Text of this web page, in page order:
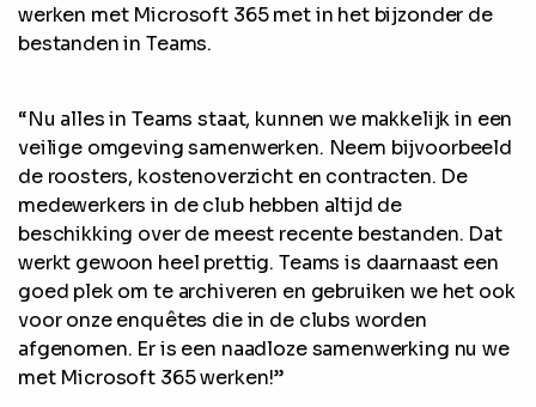
werken met Microsoft 365 met in het bijzonder de
bestanden in Teams.
“Nu alles in Teams staat, kunnen we makkelijk in een
veilige omgeving samenwerken. Neem bijvoorbeeld
de roosters, kostenoverzicht en contracten. De
medewerkers in de club hebben altijd de
beschikking over de meest recente bestanden. Dat
werkt gewoon heel prettig. Teams is daarnaast een
goed plek om te archiveren en gebruiken we het ook
voor onze enquêtes die in de clubs worden
afgenomen. Er is een naadloze samenwerking nu we
met Microsoft 365 werken!”